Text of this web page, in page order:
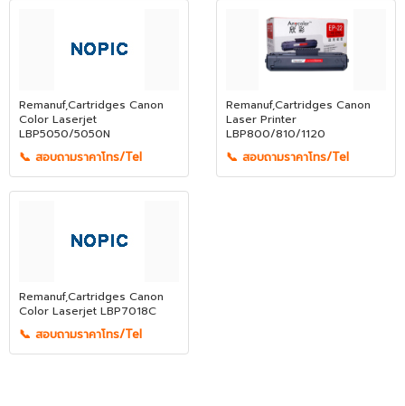
Remanuf,Cartridges Canon
Color Laserjet
LBP5050/5050N
📞 สอบถามราคาโทร/Tel
Remanuf,Cartridges Canon
Laser Printer
LBP800/810/1120
📞 สอบถามราคาโทร/Tel
Remanuf,Cartridges Canon
Color Laserjet LBP7018C
📞 สอบถามราคาโทร/Tel